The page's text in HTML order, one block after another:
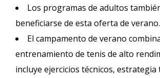
Los programas de adultos
beneficiarse de esta oferta de verano.
El campamento de verano
entrenamiento de tenis de alto
incluye ejercicios técnicos, estrategia